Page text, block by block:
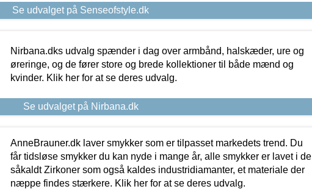
Se udvalget på Senseofstyle.dk
Nirbana.dks udvalg spænder i dag over armbånd, halskæder, ure og
øreringe, og de fører store og brede kollektioner til både mænd og
kvinder. Klik her for at se deres udvalg.
Se udvalget på Nirbana.dk
AnneBrauner.dk laver smykker som er tilpasset markedets trend. Du
får tidsløse smykker du kan nyde i mange år, alle smykker er lavet i de
såkaldt Zirkoner som også kaldes industridiamanter, et materiale der
næppe findes stærkere. Klik her for at se deres udvalg.